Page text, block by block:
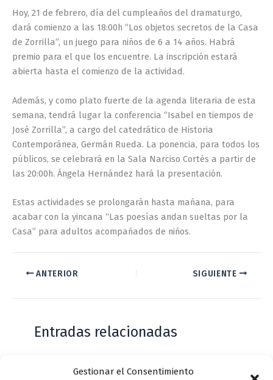
Gestionar el Consentimiento
Hoy, 21 de febrero, día del cumpleaños del dramaturgo,
dará comienzo a las 18:00h “Los objetos secretos de la Casa
de Zorrilla”, un juego para niños de 6 a 14 años. Habrá
premio para el que los encuentre. La inscripción estará
abierta hasta el comienzo de la actividad.
Además, y como plato fuerte de la agenda literaria de esta
semana, tendrá lugar la conferencia “Isabel en tiempos de
José Zorrilla”, a cargo del catedrático de Historia
Contemporánea, Germán Rueda. La ponencia, para todos los
públicos, se celebrará en la Sala Narciso Cortés a partir de
las 20:00h. Ángela Hernández hará la presentación.
Estas actividades se prolongarán hasta mañana, para
acabar con la yincana “Las poesías andan sueltas por la
Casa” para adultos acompañados de niños.
ANTERIOR SIGUIENTE
Entradas relacionadas
Casa de Zorrilla conmemorarán el 168